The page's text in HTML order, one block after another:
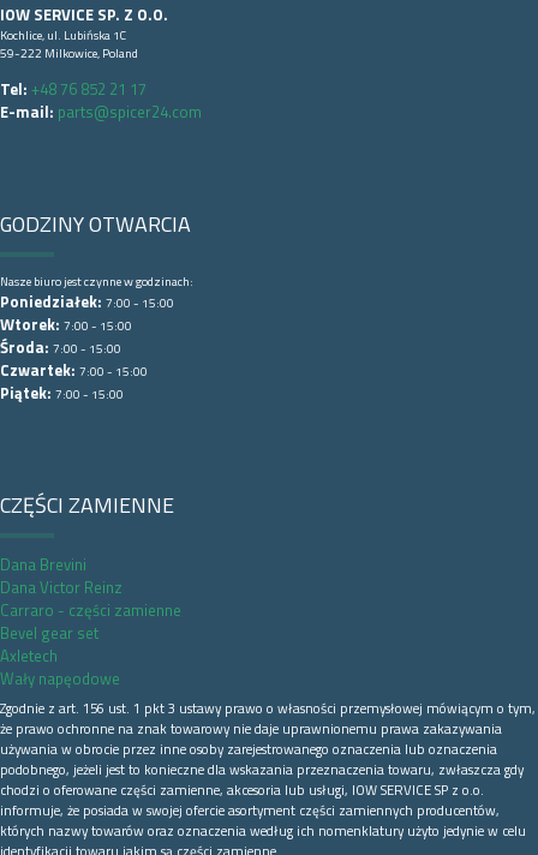
IOW SERVICE SP. Z O.O.
Kochlice, ul. Lubińska 1C
59-222 Milkowice, Poland
Tel: +48 76 852 21 17
E-mail: parts@spicer24.com
GODZINY OTWARCIA
Nasze biuro jest czynne w godzinach:
Poniedziałek: 7:00 - 15:00
Wtorek: 7:00 - 15:00
Środa: 7:00 - 15:00
Czwartek: 7:00 - 15:00
Piątek: 7:00 - 15:00
CZĘŚCI ZAMIENNE
Dana Brevini
Dana Victor Reinz
Carraro - części zamienne
Bevel gear set
Axletech
Wały napęodowe
Zgodnie z art. 156 ust. 1 pkt 3 ustawy prawo o własności przemysłowej mówiącym o tym,
że prawo ochronne na znak towarowy nie daje uprawnionemu prawa zakazywania
używania w obrocie przez inne osoby zarejestrowanego oznaczenia lub oznaczenia
podobnego, jeżeli jest to konieczne dla wskazania przeznaczenia towaru, zwłaszcza gdy
chodzi o oferowane części zamienne, akcesoria lub usługi, IOW SERVICE SP z o.o.
informuje, że posiada w swojej ofercie asortyment części zamiennych producentów,
których nazwy towarów oraz oznaczenia według ich nomenklatury użyto jedynie w celu